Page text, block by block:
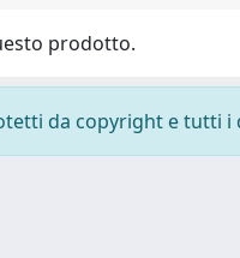
prodotto.
da copyright e tutti